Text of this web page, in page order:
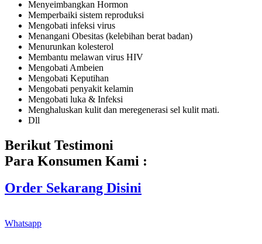
Menyeimbangkan Hormon
Memperbaiki sistem reproduksi
Mengobati infeksi virus
Menangani Obesitas (kelebihan berat badan)
Menurunkan kolesterol
Membantu melawan virus HIV
Mengobati Ambeien
Mengobati Keputihan
Mengobati penyakit kelamin
Mengobati luka & Infeksi
Menghaluskan kulit dan meregenerasi sel kulit mati.
Dll
Berikut Testimoni
Para Konsumen Kami :
Order Sekarang Disini
Whatsapp